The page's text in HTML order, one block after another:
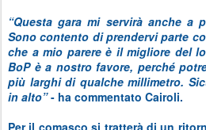
“Questa gara mi servirà anche a
Sono contento di prendervi parte
che a mio parere è il migliore del
BoP è a nostro favore, perché
più larghi di qualche millimetro.
in alto”- ha commentato Cairoli.
Per il comasco si tratterà di un